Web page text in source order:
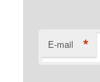
E-mail *